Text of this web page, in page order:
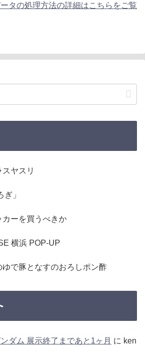
タの処理方法の詳細はこちらをご覧
ヤスリ
ぎ」
ーを買うべきか
横浜 POP-UP
で豚となすのおろしポン酢
ダム 展示終了まであと1ヶ月 に ken